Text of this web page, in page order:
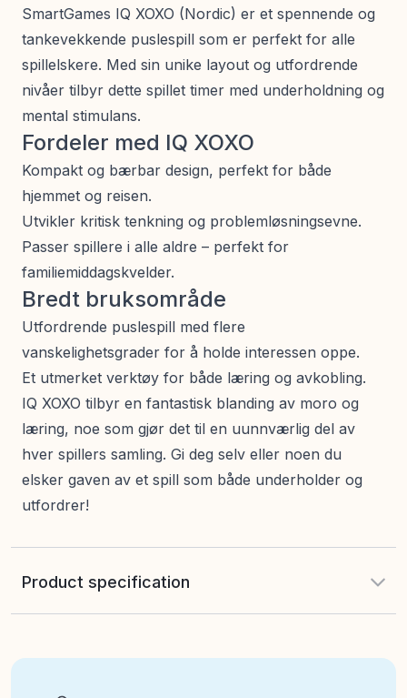
SmartGames IQ XOXO (Nordic) er et spennende og
tankevekkende puslespill som er perfekt for alle
spillelskere. Med sin unike layout og utfordrende
nivåer tilbyr dette spillet timer med underholdning og
mental stimulans.
Fordeler med IQ XOXO
Kompakt og bærbar design, perfekt for både
hjemmet og reisen.
Utvikler kritisk tenkning og problemløsningsevne.
Passer spillere i alle aldre – perfekt for
familiemiddagskvelder.
Bredt bruksområde
Utfordrende puslespill med flere
vanskelighetsgrader for å holde interessen oppe.
Et utmerket verktøy for både læring og avkobling.
IQ XOXO tilbyr en fantastisk blanding av moro og
læring, noe som gjør det til en uunnværlig del av
hver spillers samling. Gi deg selv eller noen du
elsker gaven av et spill som både underholder og
utfordrer!
Product specification